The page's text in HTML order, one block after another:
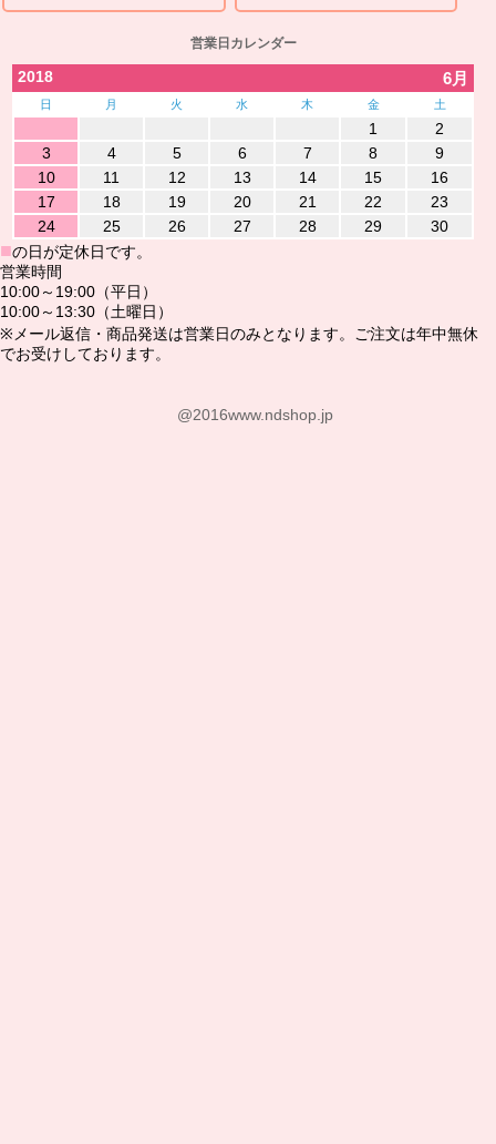
営業日カレンダー
2018 6月
日 月 火 水 木 金 土
1
2
3
4 5 6 7 8
9
10
11 12 13 14 15
16
17
18 19 20 21 22
23
24
25 26 27 28 29 30
■の日が定休日です。
営業時間
10:00～19:00（平日）
10:00～13:30（土曜日）
※メール返信・商品発送は営業日のみとなります。ご注文は年中無休
でお受けしております。
@2016www.ndshop.jp